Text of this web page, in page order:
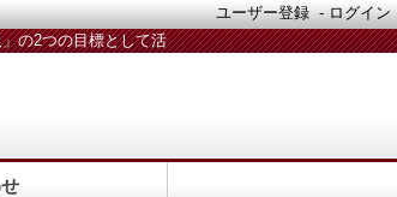
ユーザー登録 -ログイン
の2つの目標として活